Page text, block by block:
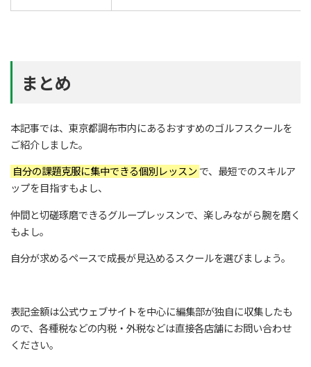
まとめ
本記事では、東京都調布市内にあるおすすめのゴルフスクールを
ご紹介しました。
自分の課題克服に集中できる個別レッスン で、最短でのスキルア
ップを目指すもよし、
仲間と切磋琢磨できるグループレッスンで、楽しみながら腕を磨く
もよし。
自分が求めるペースで成長が見込めるスクールを選びましょう。
表記金額は公式ウェブサイトを中心に編集部が独自に収集したも
ので、各種税などの内税・外税などは直接各店舗にお問い合わせ
ください。